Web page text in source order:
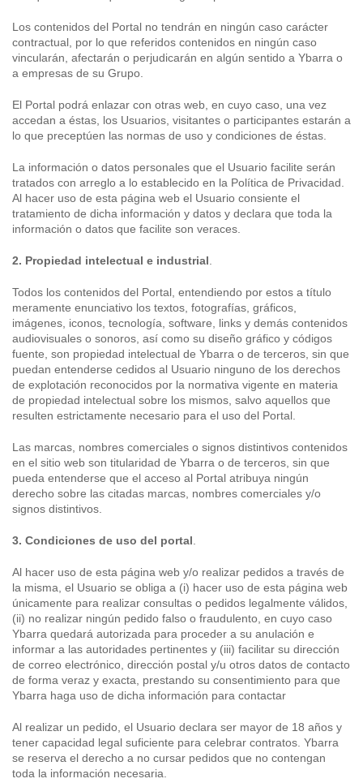
Los contenidos del Portal no tendrán en ningún caso carácter
contractual, por lo que referidos contenidos en ningún caso
vincularán, afectarán o perjudicarán en algún sentido a Ybarra o
a empresas de su Grupo.
El Portal podrá enlazar con otras web, en cuyo caso, una vez
accedan a éstas, los Usuarios, visitantes o participantes estarán a
lo que preceptúen las normas de uso y condiciones de éstas.
La información o datos personales que el Usuario facilite serán
tratados con arreglo a lo establecido en la Política de Privacidad.
Al hacer uso de esta página web el Usuario consiente el
tratamiento de dicha información y datos y declara que toda la
información o datos que facilite son veraces.
2. Propiedad intelectual e industrial.
Todos los contenidos del Portal, entendiendo por estos a título
meramente enunciativo los textos, fotografías, gráficos,
imágenes, iconos, tecnología, software, links y demás contenidos
audiovisuales o sonoros, así como su diseño gráfico y códigos
fuente, son propiedad intelectual de Ybarra o de terceros, sin que
puedan entenderse cedidos al Usuario ninguno de los derechos
de explotación reconocidos por la normativa vigente en materia
de propiedad intelectual sobre los mismos, salvo aquellos que
resulten estrictamente necesario para el uso del Portal.
Las marcas, nombres comerciales o signos distintivos contenidos
en el sitio web son titularidad de Ybarra o de terceros, sin que
pueda entenderse que el acceso al Portal atribuya ningún
derecho sobre las citadas marcas, nombres comerciales y/o
signos distintivos.
3. Condiciones de uso del portal.
Al hacer uso de esta página web y/o realizar pedidos a través de
la misma, el Usuario se obliga a (i) hacer uso de esta página web
únicamente para realizar consultas o pedidos legalmente válidos,
(ii) no realizar ningún pedido falso o fraudulento, en cuyo caso
Ybarra quedará autorizada para proceder a su anulación e
informar a las autoridades pertinentes y (iii) facilitar su dirección
de correo electrónico, dirección postal y/u otros datos de contacto
de forma veraz y exacta, prestando su consentimiento para que
Ybarra haga uso de dicha información para contactar
Al realizar un pedido, el Usuario declara ser mayor de 18 años y
tener capacidad legal suficiente para celebrar contratos. Ybarra
se reserva el derecho a no cursar pedidos que no contengan
toda la información necesaria.